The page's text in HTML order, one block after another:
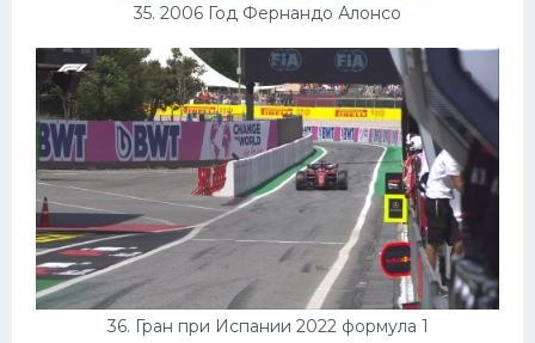
35. 2006 Год Фернандо Алонсо
36. Гран при Испании 2022 формула 1